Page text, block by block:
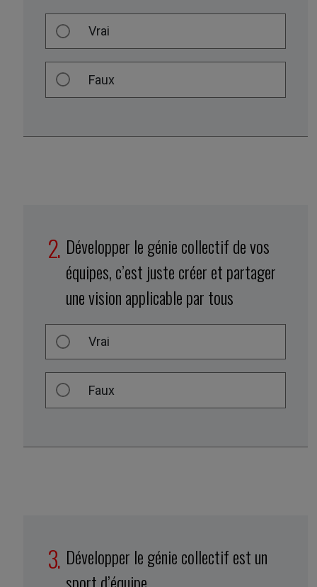
Vrai
Faux
Développer le génie collectif de vos
équipes, c’est juste créer et partager
une vision applicable par tous
Vrai
Faux
Développer le génie collectif est un
sport d’équipe